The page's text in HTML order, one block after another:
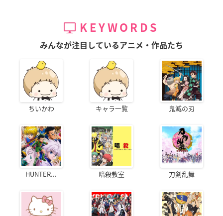
KEYWORDS
みんなが注目しているアニメ・作品たち
ちいかわ キャラ一覧 鬼滅の刃
HUNTER... 暗殺教室 刀剣乱舞